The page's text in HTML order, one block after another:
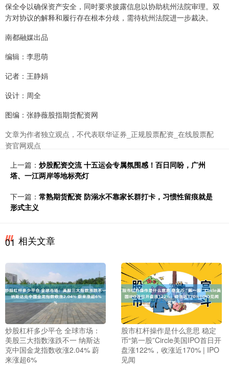
保全令以确保资产安全，同时要求披露信息以协助杭州法院审理。双
方对协议的解释和履行存在根本分歧，需待杭州法院进一步裁决。
南都融媒出品
编辑：李思萌
记者：王静娟
设计：周全
图编：张静薇股指期货配资网
文章为作者独立观点，不代表联华证券_正规股票配资_在线股票配
资官网观点
上一篇： 炒股配资交流 十五运会专属氛围感！百日同盼，广州
塔、一江两岸等地标亮灯
下一篇： 常熟期货配资 防溺水不靠家长群打卡，习惯性留痕就是
形式主义
01 相关文章
炒股杠杆多少平仓 全球市场：
美股三大指数涨跌不一 纳斯达
克中国金龙指数收涨2.04% 蔚
来涨超6%
股市杠杆操作是什么意思 稳定
币“第一股”Circle美国IPO首日开
盘涨122%，收涨近170% | IPO
见闻